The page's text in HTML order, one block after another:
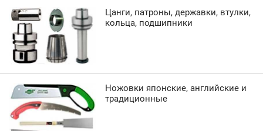
Цанги, патроны, державки, втулки,
кольца, подшипники
Ножовки японские, английские и
традиционные